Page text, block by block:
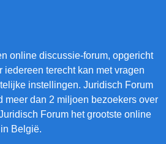
online discussie-forum, opgericht
iedereen terecht kan met vragen
instellingen. Juridisch Forum
meer dan 2 miljoen bezoekers over
Forum het grootste online
België.